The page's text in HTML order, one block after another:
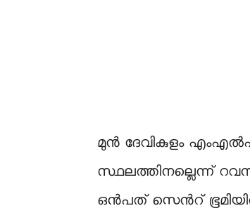
മുൻ ദേവികുളം
സ്ഥലത്തിനല്ലെന്ന്
ഒൻപത് സെൻറ്